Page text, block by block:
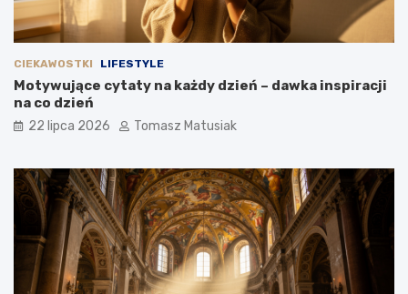
CIEKAWOSTKI LIFESTYLE
Motywujące cytaty na każdy dzień – dawka inspiracji
na co dzień
22 lipca 2026 Tomasz Matusiak